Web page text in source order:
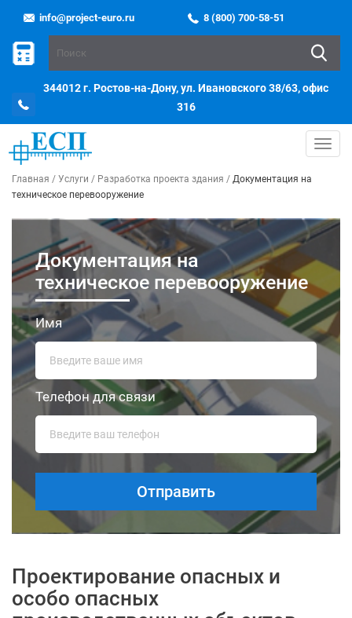
info@project-euro.ru 8 (800) 700-58-51
344012 г. Ростов-на-Дону, ул. Ивановского 38/63, офис
316
Главная / Услуги / Разработка проекта здания / Документация на
техническое перевооружение
Документация на
техническое перевооружение
Имя
Телефон для связи
Проектирование опасных и
особо опасных